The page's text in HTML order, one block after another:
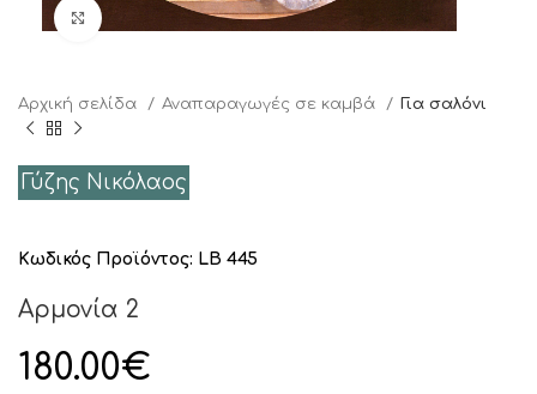
Click to enlarge
Αρχική σελίδα Αναπαραγωγές σε καμβά Για σαλόνι
Γύζης Νικόλαος
Κωδικός Προϊόντος: LB 445
Αρμονία 2
180.00€